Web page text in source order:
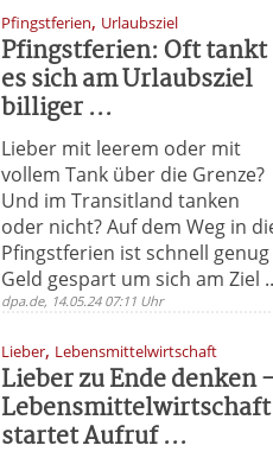
Pfingstferien, Urlaubsziel
Pfingstferien: Oft tankt
es sich am Urlaubsziel
billiger ...
Lieber mit leerem oder mit
vollem Tank über die Grenze?
Und im Transitland tanken
oder nicht? Auf dem Weg in
Pfingstferien ist schnell genug
Geld gespart um sich am Ziel
dpa.de, 14.05.24 07:11 Uhr
Lieber, Lebensmittelwirtschaft
Lieber zu Ende denken -
Lebensmittelwirtschaft
startet Aufruf ...